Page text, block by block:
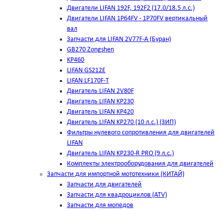
Двигатели LIFAN 192F, 192F2 (17.0/18.5 л.с.)
Двигатели LIFAN 1Р64FV - 1Р70FV вертикальный
вал
Запчасти для LIFAN 2V77F-A (Буран)
GB270 Zongshen
KP460
LIFAN GS212E
LIFAN LF170F-T
Двигатель LIFAN 2V80F
Двигатель LIFAN KP230
Двигатель LIFAN KP420
Двигатель LIFAN KP270 (10 л.с.) (ЗИП)
Фильтры нулевого сопротивления для двигателей
LIFAN
Двигатель LIFAN KP230-R PRO (9 л.с.)
Комплекты электрооборудования для двигателей
Запчасти для импортной мототехники (КИТАЙ)
Запчасти для двигателей
Запчасти для квадроциклов (ATV)
Запчасти для мопедов